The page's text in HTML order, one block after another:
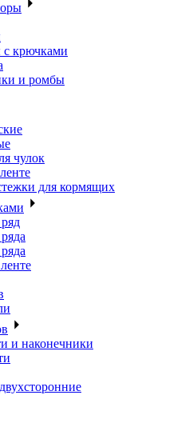
с крючками
и ромбы
чулок
для кормящих
и наконечники